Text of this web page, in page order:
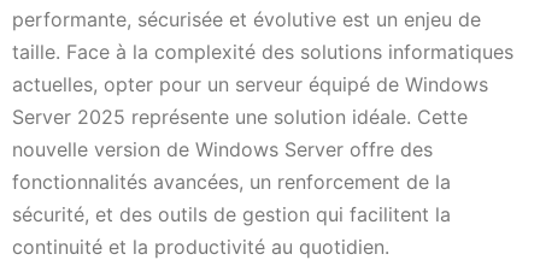
performante, sécurisée et évolutive est un enjeu de
taille. Face à la complexité des solutions informatiques
actuelles, opter pour un serveur équipé de Windows
Server 2025 représente une solution idéale. Cette
nouvelle version de Windows Server offre des
fonctionnalités avancées, un renforcement de la
sécurité, et des outils de gestion qui facilitent la
continuité et la productivité au quotidien.